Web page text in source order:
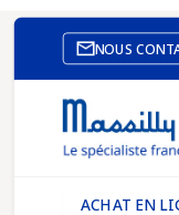
NOUS
SITE E-
NOS AGENCES
MASSILLY
ACHAT EN